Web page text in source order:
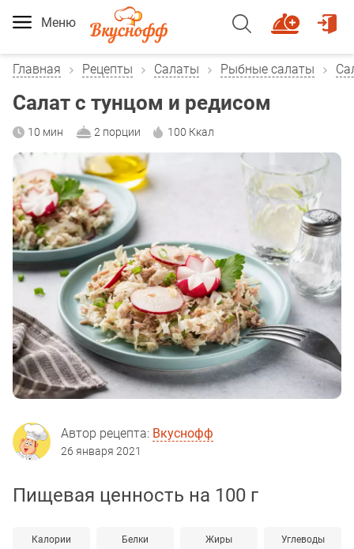
Меню
Главная Рецепты Салаты Рыбные салаты
Салат с тунцом и редисом
10 мин 2 порции 100 Ккал
Автор рецепта: Вкуснофф
26 января 2021
Пищевая ценность на 100 г
Калории Белки Жиры Углеводы